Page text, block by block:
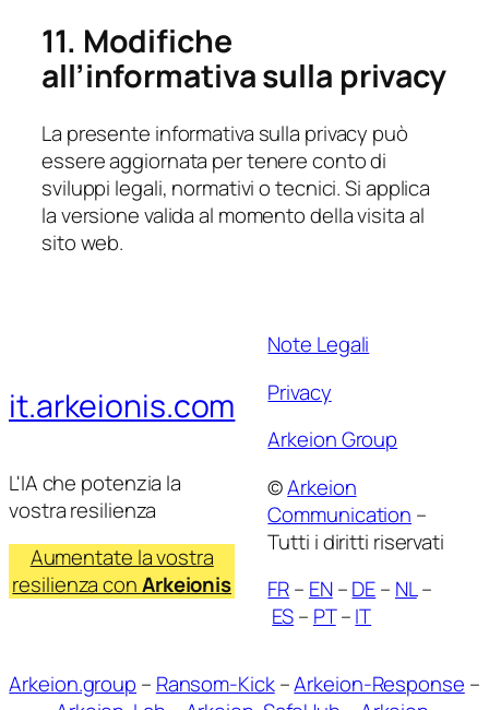
11. Modifiche
all’informativa sulla privacy
La presente informativa sulla privacy può
essere aggiornata per tenere conto di
sviluppi legali, normativi o tecnici. Si applica
la versione valida al momento della visita al
sito web.
it.arkeionis.com
L'IA che potenzia la
vostra resilienza
Aumentate la vostra
resilienza conArkeionis
Note Legali
Privacy
Arkeion Group
©Arkeion
Communication –
Tutti i diritti riservati
FR– EN–DE– NL–
ES– PT–IT
Arkeion.group – Ransom-Kick–Arkeion-Response –